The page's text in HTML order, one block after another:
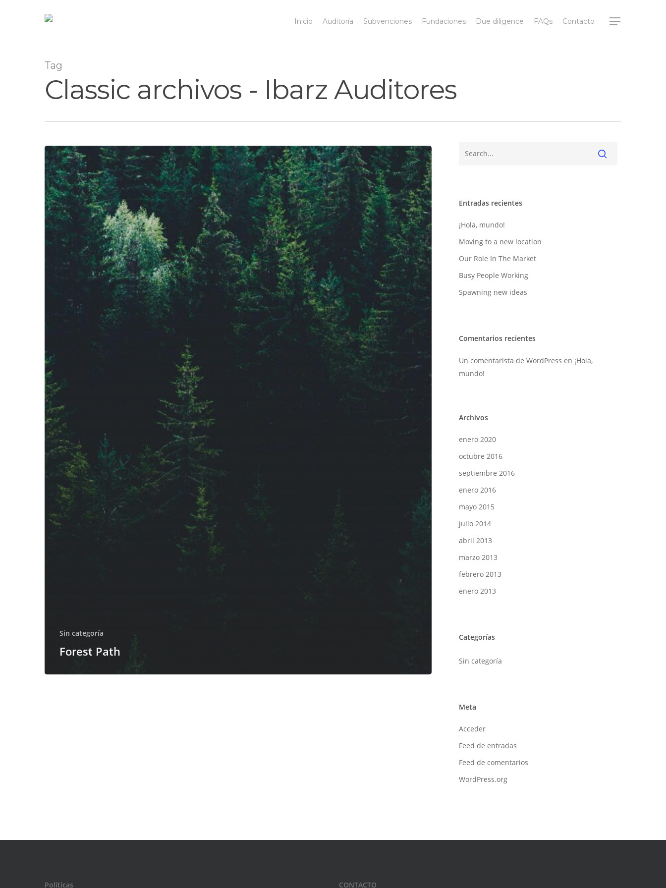
Inicio Auditoría Subvenciones Fundaciones Due diligence FAQs Contacto
Tag
Classic archivos - Ibarz Auditores
Sin categoría
Forest Path
Entradas recientes
¡Hola, mundo!
Moving to a new location
Our Role In The Market
Busy People Working
Spawning new ideas
Comentarios recientes
Un comentarista de WordPress en ¡Hola,
mundo!
Archivos
enero 2020
octubre 2016
septiembre 2016
enero 2016
mayo 2015
julio 2014
abril 2013
marzo 2013
febrero 2013
enero 2013
Categorías
Sin categoría
Meta
Acceder
Feed de entradas
Feed de comentarios
WordPress.org
Políticas CONTACTO